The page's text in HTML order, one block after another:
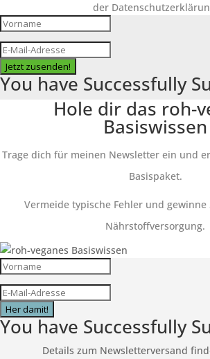
der
Jetzt zusenden!
You have Successfully
Hole dir das roh-
Basiswissen
Trage dich für meinen Newsletter ein und
Basispaket.
Vermeide typische Fehler und
Nährstoffversorgung.
Her damit!
You have Successfully
Details zum Newsletterversand